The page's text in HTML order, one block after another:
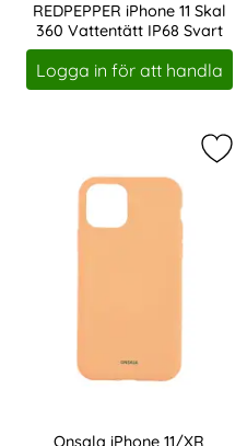
REDPEPPER iPhone 11 Skal
360 Vattentätt IP68 Svart
Art. nr 216190
Logga in för att handla
holdit iPhone 11/XR
Onsala iPhone 11/XR